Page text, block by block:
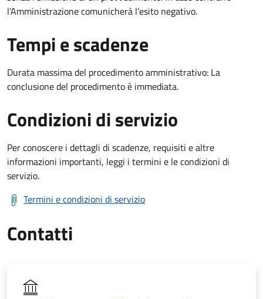
l’Amministrazione comunicherà l’esito negativo.
Tempi e scadenze
Durata massima del procedimento amministrativo: La
conclusione del procedimento è immediata.
Condizioni di servizio
Per conoscere i dettagli di scadenze, requisiti e altre
informazioni importanti, leggi i termini e le condizioni di
servizio.
Termini e condizioni di servizio
Contatti